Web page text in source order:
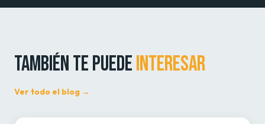
TAMBIÉN TE PUEDEINTERESAR
Ver todo el blog →